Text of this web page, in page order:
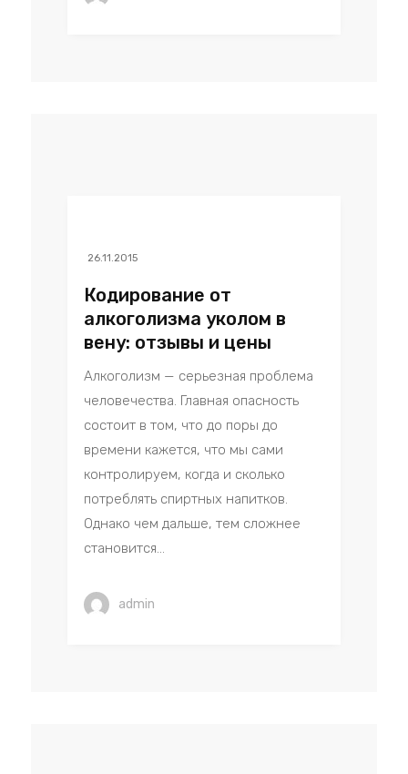
26.11.2015
Кодирование от
алкоголизма уколом в
вену: отзывы и цены
Алкоголизм — серьезная проблема
человечества. Главная опасность
состоит в том, что до поры до
времени кажется, что мы сами
контролируем, когда и сколько
потреблять спиртных напитков.
Однако чем дальше, тем сложнее
становится...
admin